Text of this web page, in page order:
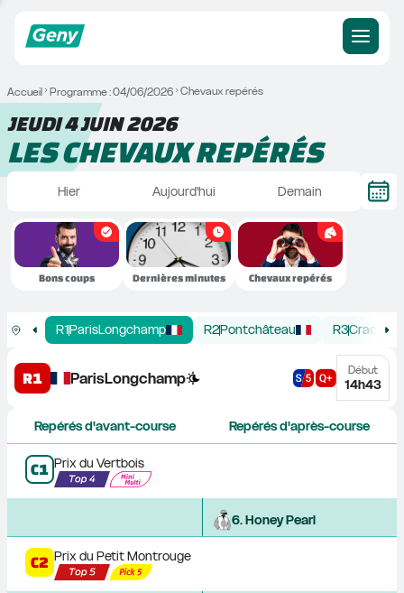
Accueil Programme : 04/06/2026 Chevaux repérés
JEUDI 4 JUIN 2026
LES CHEVAUX REPÉRÉS
Hier Aujourd'hui Demain
Bons coups Dernières minutes Chevaux repérés
R1ParisLongchamp R2Pontchâteau R3Craon
R1 ParisLongchamp Début
14h43
Repérés d'avant-course Repérés d'après-course
C1 Prix du Vertbois
6. Honey Pearl
C2 Prix du Petit Montrouge